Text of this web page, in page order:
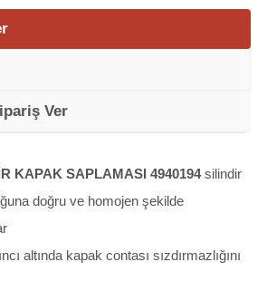
Ver
KAPAK SAPLAMASI 4940194silindir
doğru ve homojen şekilde
altında kapak contası sızdırmazlığını